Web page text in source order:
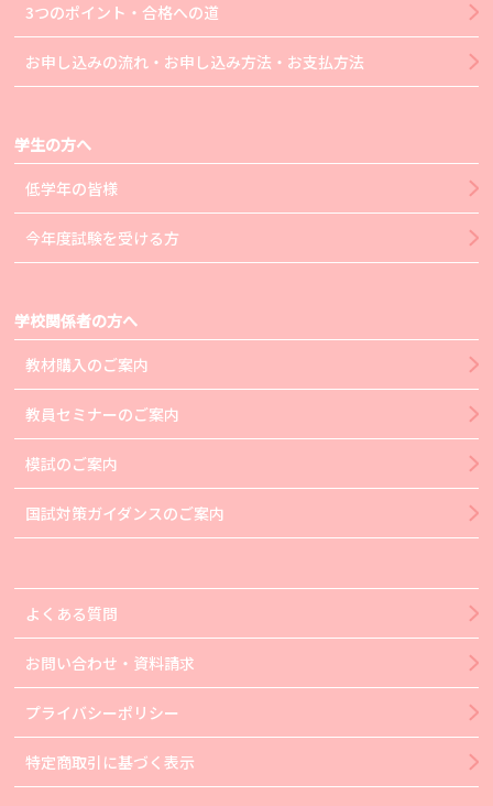
3つのポイント・合格への道
お申し込みの流れ・お申し込み方法・お支払方法
学生の方へ
低学年の皆様
今年度試験を受ける方
学校関係者の方へ
教材購入のご案内
教員セミナーのご案内
模試のご案内
国試対策ガイダンスのご案内
よくある質問
お問い合わせ・資料請求
プライバシーポリシー
特定商取引に基づく表示